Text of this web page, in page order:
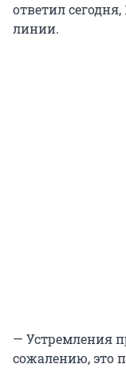
ответил
линии.
— Устремления
сожалению, это